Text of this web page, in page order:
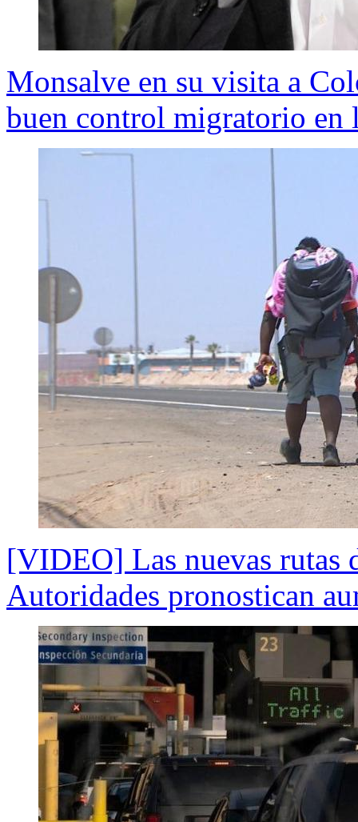
Monsalve en su visita a
buen control migratorio en
[VIDEO] Las nuevas rutas
Autoridades pronostican